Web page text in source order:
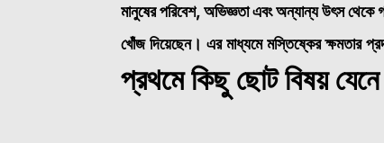
মানুষের পরিবেশ, অভিজ্ঞতা এবং অন্যান্য উৎস থেকে
খোঁজ দিয়েছেন। এর মাধ্যমে মস্তিষ্কের ক্ষমতার
প্রথমে কিছু ছোট বিষয়